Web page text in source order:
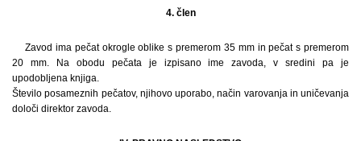
4. člen
Zavod ima pečat okrogle oblike s premerom 35 mm in pečat s premerom
20 mm. Na obodu pečata je izpisano ime zavoda, v sredini pa je
upodobljena knjiga.
Število posameznih pečatov, njihovo uporabo, način varovanja in uničevanja
določi direktor zavoda.